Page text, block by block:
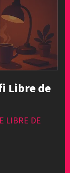
Libre de
LIBRE DE